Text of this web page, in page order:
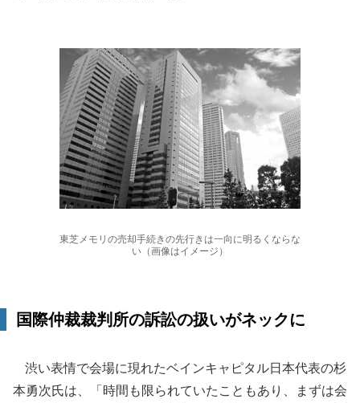
東芝メモリの売却手続きの先行きは一向に明るくならな
い（画像はイメージ）
国際仲裁裁判所の訴訟の扱いがネックに
渋い表情で会場に現れたベインキャピタル日本代表の杉
本勇次氏は、「時間も限られていたこともあり、まずは会